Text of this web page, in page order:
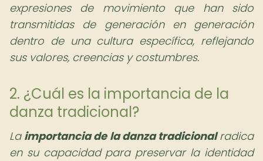
expresiones de movimiento que han sido
transmitidas de generación en generación
dentro de una cultura específica, reflejando
sus valores, creencias y costumbres.
2. ¿Cuál es la importancia de la
danza tradicional?
La importancia de la danza tradicionalradica
en su capacidad para preservar la identidad